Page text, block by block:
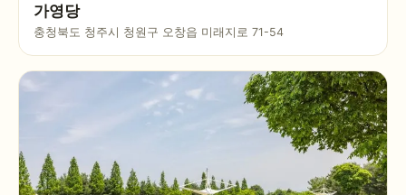
가영당
충청북도 청주시 청원구 오창읍 미래지로 71-54